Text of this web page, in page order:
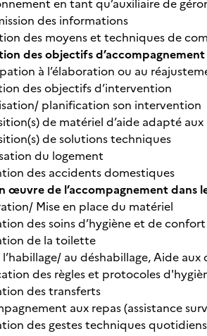
en tant qu’auxiliaire de
des informations
des moyens et techniques de
des objectifs
à l’élaboration ou au
des objectifs d’intervention
planification son intervention
de matériel d’aide adapté aux
de solutions techniques
du logement
des accidents domestiques
œuvre de l’accompagnement dans
Mise en place du matériel
des soins d’hygiène et de confort
de la toilette
au déshabillage, Aide aux
des règles et protocoles
des transferts
aux repas (assistance
des gestes techniques quotidiens